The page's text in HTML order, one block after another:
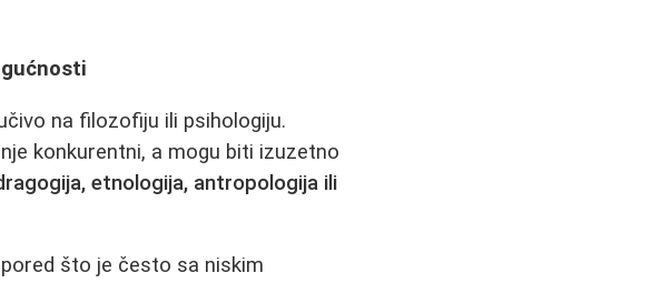
na filozofiju ili psihologiju.
konkurentni, a mogu biti izuzetno
etnologija, antropologija ili
pored što je često sa niskim